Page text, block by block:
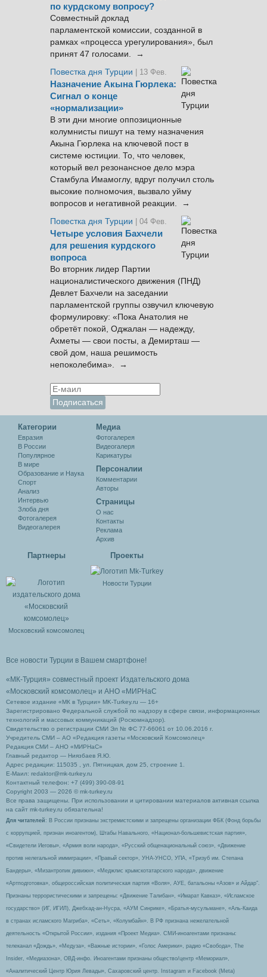
по курдскому вопросу?
Совместный доклад
парламентской комиссии, созданной в
рамках «процесса урегулирования», был
принят 47 голосами. →
Повестка дня Турции
| 13 Фев.
Назначение Акына Гюрлека:
Сигнал о конце
«нормализации»
В эти дни многие оппозиционные
колумнисты пишут на тему назначения
Акына Гюрлека на ключевой пост в
системе юстиции. То, что человек,
который вел резонансное дело мэра
Стамбула Имамоглу, вдруг получил столь
высокие полномочия, вызвало уйму
вопросов и негативной реакции. →
Повестка дня Турции
| 04 Фев.
Четыре условия Бахчели
для решения курдского
вопроса
Во вторник лидер Партии
националистического движения (ПНД)
Девлет Бахчели на заседании
парламентской группы озвучил ключевую
формулировку: «Пока Анатолия не
обретёт покой, Оджалан — надежду,
Ахметы — свои посты, а Демирташ —
свой дом, наша решимость
непоколебима». →
Категории
Евразия
В России
Популярное
В мире
Образование и Наука
Спорт
Анализ
Интервью
Злоба дня
Фотогалерея
Видеогалерея
Медиа
Фотогалерея
Видеогалеря
Карикатуры
Персоналии
Комментарии
Авторы
Cтраницы
О нас
Контакты
Реклама
Архив
Партнеры
Московский комсомолец
Проекты
Новости Турции
Все новости Турции в Вашем смартфоне!
«МК-Турция» совместный проект Издательского дома
«Московский комсомолец» и АНО «МИРНаС
Сетевое издание «МК в Турции» MK-Turkey.ru — 16+
Зарегистрировано Федеральной службой по надзору в сфере связи, информационных
технологий и массовых коммуникаций (Роскомнадзор).
Свидетельство о регистрации СМИ Эл № ФС 77-66061 от 10.06.2016 г.
Учредитель СМИ – АО «Редакция газеты «Московский Комсомолец»
Редакция СМИ – АНО «МИРНаС»
Главный редактор — Ниязбаев Я.Ю.
Адрес редакции: 115035 , ул. Пятницкая, дом 25, строение 1.
Е-Маил: redaktor@mk-turkey.ru
Контактный телефон: +7 (499) 390-08-91
Copyright 2003 — 2026 © mk-turkey.ru
Все права защищены. При использовании и цитировании материалов активная ссылка
на сайт mk-turkey.ru обязательна!
Для читателей : В России признаны экстремистскими и запрещены организации ФБК (Фонд борьбы
с коррупцией, признан иноагентом), Штабы Навального, «Национал-большевистская партия»,
«Свидетели Иеговы», «Армия воли народа», «Русский общенациональный союз», «Движение
против нелегальной иммиграции», «Правый сектор», УНА-УНСО, УПА, «Тризуб им. Степана
Бандеры», «Мизантропик дивижн», «Меджлис крымскотатарского народа», движение
«Артподготовка», общероссийская политическая партия «Воля», АУЕ, батальоны «Азов» и Айдар″.
Признаны террористическими и запрещены: «Движение Талибан», «Имарат Кавказ», «Исламское
государство» (ИГ, ИГИЛ), Джебхад-ан-Нусра, «АУМ Синрике», «Братья-мусульмане», «Аль-Каида
в странах исламского Магриба», «Сеть», «Колумбайн». В РФ признана нежелательной
деятельность «Открытой России», издания «Проект Медиа». СМИ-иноагентами признаны:
телеканал «Дождь», «Медуза», «Важные истории», «Голос Америки», радио «Свобода», The
Insider, «Медиазона», ОВД-инфо. Иноагентами признаны общество/центр «Мемориал»,
«Аналитический Центр Юрия Левады», Сахаровский центр. Instagram и Facebook (Metа)